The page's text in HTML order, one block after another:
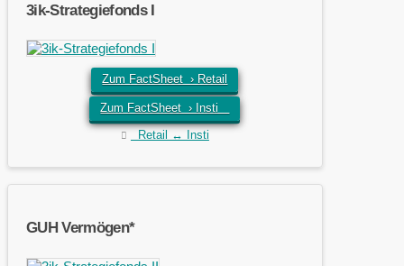
3ik-Strategiefonds I
Zum FactSheet › Retail
Zum FactSheet › Insti
Retail ↔ Insti
GUH Vermögen*